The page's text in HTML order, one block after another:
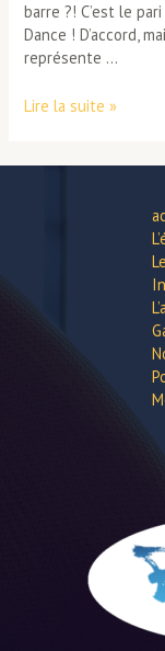
barre ?! C’est le
Dance ! D’accord,
représente …
POLE
Lire la suite »